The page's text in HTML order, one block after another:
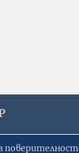
поверителност